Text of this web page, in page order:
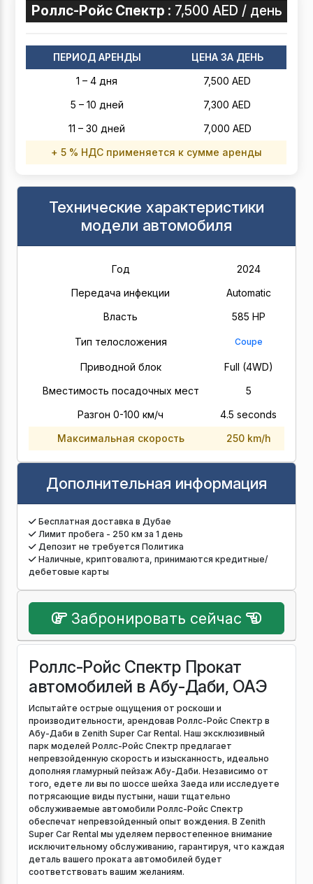
Роллс-Ройс Спектр : 7,500 AED / день
ПЕРИОД АРЕНДЫ
ЦЕНА ЗА ДЕНЬ
1 – 4 дня
7,500 AED
5 – 10 дней
7,300 AED
11 – 30 дней
7,000 AED
+ 5 % НДС применяется к сумме аренды
Технические характеристики
модели автомобиля
Год
2024
Передача инфекции
Automatic
Власть
585 HP
Тип телосложения Coupe
Приводной блок
Full (4WD)
Вместимость посадочных мест
5
Разгон 0-100 км/ч
4.5 seconds
Максимальная скорость
250 km/h
Дополнительная информация
Бесплатная доставка в Дубае
Лимит пробега - 250 км за 1 день
Депозит не требуется Политика
Наличные, криптовалюта, принимаются кредитные/
дебетовые карты
Забронировать сейчас
Роллс-Ройс Спектр Прокат
автомобилей в Абу-Даби, ОАЭ
Испытайте острые ощущения от роскоши и
производительности, арендовав Роллс-Ройс Спектр в
Абу-Даби в Zenith Super Car Rental. Наш эксклюзивный
парк моделей Роллс-Ройс Спектр предлагает
непревзойденную скорость и изысканность, идеально
дополняя гламурный пейзаж Абу-Даби. Независимо от
того, едете ли вы по шоссе шейха Заеда или исследуете
потрясающие виды пустыни, наши тщательно
обслуживаемые автомобили Роллс-Ройс Спектр
обеспечат непревзойденный опыт вождения. В Zenith
Super Car Rental мы уделяем первостепенное внимание
исключительному обслуживанию, гарантируя, что каждая
деталь вашего проката автомобилей будет
соответствовать вашим желаниям.